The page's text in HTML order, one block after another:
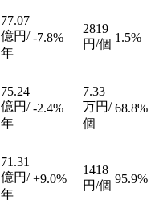
77.07
億円/
年
-7.8%
2819
円/個 1.5%
75.24
億円/
年
-2.4%
7.33
万円/
個
68.8%
71.31
億円/
年
+9.0%
1418
円/個 95.9%